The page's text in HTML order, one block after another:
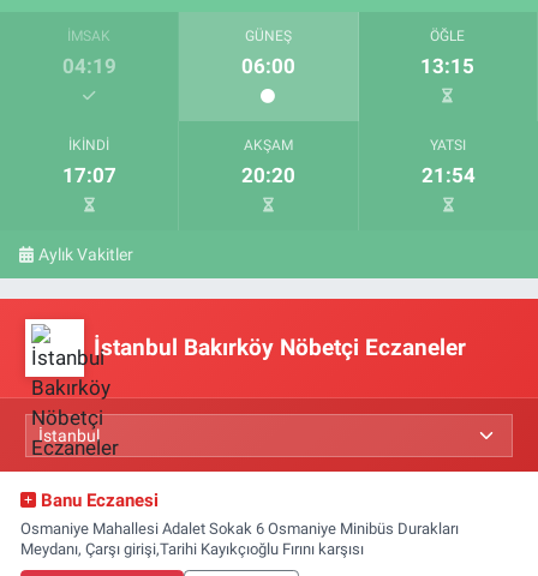
İMSAK
04:19
GÜNEŞ
06:00
ÖĞLE
13:15
İKINDI
17:07
AKŞAM
20:20
YATSI
21:54
Aylık Vakitler
İstanbul Bakırköy Nöbetçi Eczaneler
Banu Eczanesi
Osmaniye Mahallesi Adalet Sokak 6 Osmaniye Minibüs Durakları
Meydanı, Çarşı girişi,Tarihi Kayıkçıoğlu Fırını karşısı